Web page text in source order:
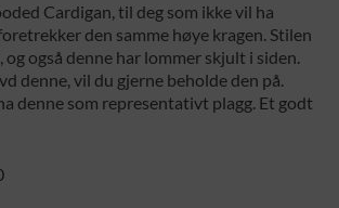
Cardigan, til deg som ikke vil ha
den samme høye kragen. Stilen
også denne har lommer skjult i siden.
denne, vil du gjerne beholde den på.
denne som representativt plagg. Et godt